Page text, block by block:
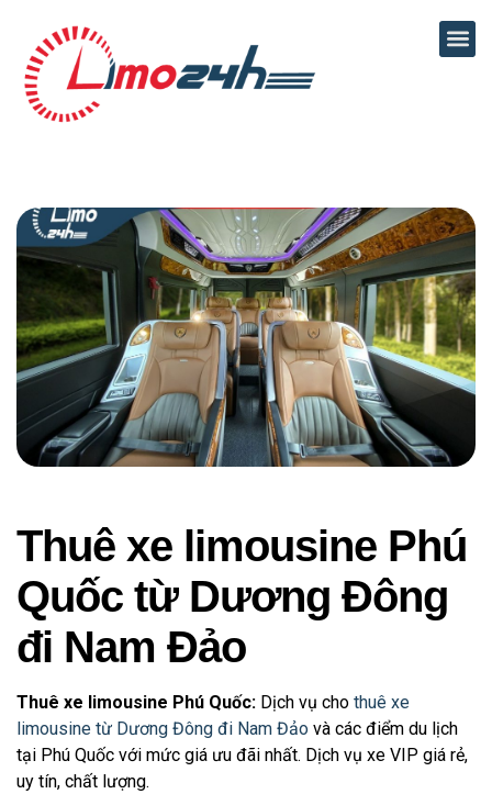
Thuê xe limousine Phú
Quốc từ Dương Đông
đi Nam Đảo
Thuê xe limousine Phú Quốc: Dịch vụ cho thuê xe
limousine từ Dương Đông đi Nam Đảo và các điểm du lịch
tại Phú Quốc với mức giá ưu đãi nhất. Dịch vụ xe VIP giá rẻ,
uy tín, chất lượng.